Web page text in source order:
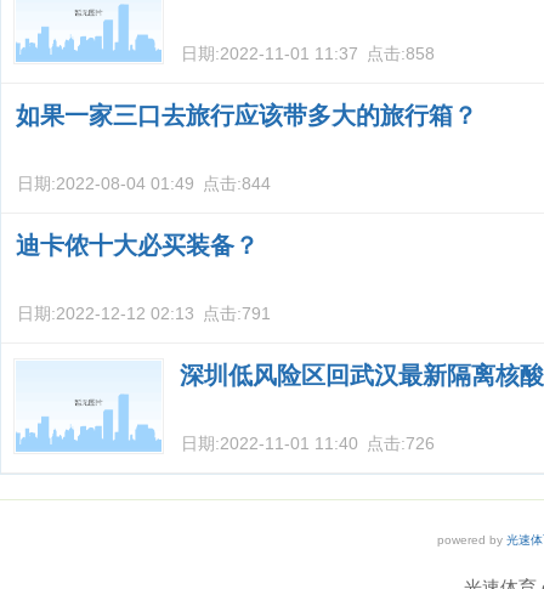
日期:2022-11-01 11:37 点击:858
如果一家三口去旅行应该带多大的旅行箱？
日期:2022-08-04 01:49 点击:844
迪卡侬十大必买装备？
日期:2022-12-12 02:13 点击:791
深圳低风险区回武汉最新隔离核
日期:2022-11-01 11:40 点击:726
powered by 光速